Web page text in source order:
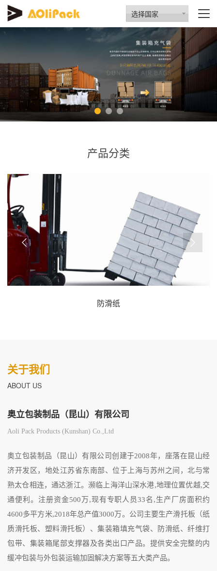
选择国家
产品分类
防滑纸
关于我们
ABOUT US
奥立包装制品（昆山）有限公司
Aoli Pack Products (Kunshan) Co.,Ltd
奥立包装制品（昆山）有限公司创建于2008年，座落在昆山经
济开发区，地处江苏省东南部、位于上海与苏州之间，北与常
熟太仓相连，通达浙江。濒临上海洋山深水港,地理位置优越,交
通便利。注册资金500万,现有专职人员33名,生产厂房面积约
4600多平方米,2018年总产值3000万。公司主要生产滑托板（纸
质滑托板、塑料滑托板）、集装箱填充气袋、防滑纸、纤维打
包带、集装箱尾部支撑器及各类出口产品。提供安全完整的内
缓冲包装与外包装运输加固解决方案等五大类产品。